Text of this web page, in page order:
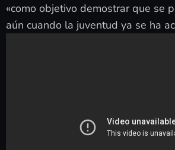
«como objetivo demostrar que se
aún cuando la juventud ya se ha